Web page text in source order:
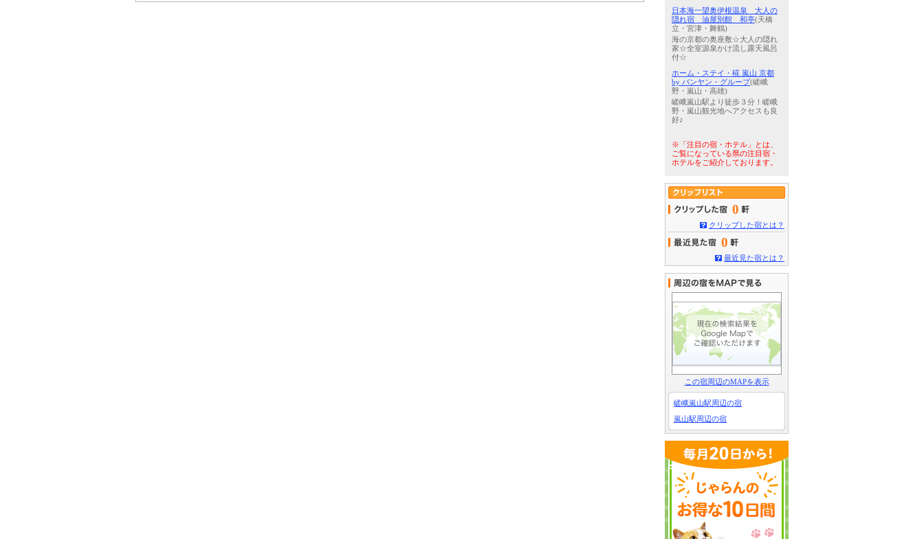
日本海一望奥伊根温泉 大人の
隠れ宿 油屋別館 和亭(天橋
立・宮津・舞鶴)
海の京都の奥座敷☆大人の隠れ
家☆全室源泉かけ流し露天風呂
付☆
ホーム・ステイ・椛 嵐山 京都
by バンヤン・グループ(嵯峨
野・嵐山・高雄)
嵯峨嵐山駅より徒歩３分！嵯峨
野・嵐山観光地へアクセスも良
好♪
※「注目の宿・ホテル」とは、
ご覧になっている県の注目宿・
ホテルをご紹介しております。
0
クリップした宿とは？
0
最近見た宿とは？
この宿周辺のMAPを表示
嵯峨嵐山駅周辺の宿
嵐山駅周辺の宿